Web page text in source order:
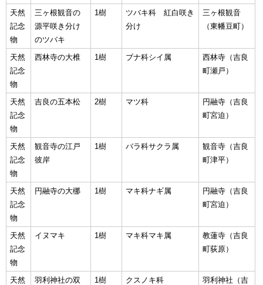
天然
記念
物
三ヶ根観音の
源平咲き分け
のツバキ
1樹
ツバキ科 紅白咲き
分け
三ヶ根観音
（東幡豆町）
天然
記念
物
西林寺の大椎 1樹 ブナ科シイ属
西林寺（吉良
町瀬戸）
天然
記念
物
吉良の五本松 2樹 マツ科
円融寺（吉良
町宮迫）
天然
記念
物
観音寺の江戸
彼岸
1樹 バラ科サクラ属
観音寺（吉良
町津平）
天然
記念
物
円融寺の大梛 1樹 マキ科ナギ属
円融寺（吉良
町宮迫）
天然
記念
物
イヌマキ 1樹 マキ科マキ属
教蓮寺（吉良
町荻原）
天然
羽利神社の双
1樹 クスノキ科
羽利神社（吉